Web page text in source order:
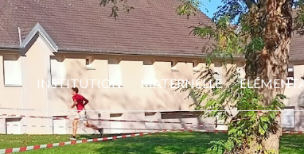
INSTITUTION MATERNELLE